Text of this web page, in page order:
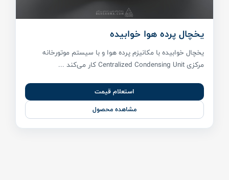
یخچال پرده هوا خوابیده
یخچال خوابیده با مکانیزم پرده هوا و با سیستم موتورخانه
مرکزی Centralized Condensing Unit کار می‌کند ...
استعلام قیمت
مشاهده محصول